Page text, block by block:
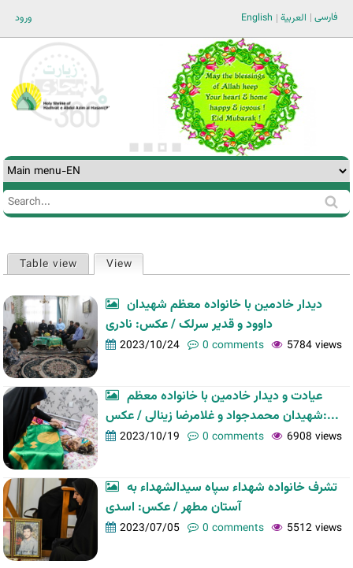
ورود فارسی العربية English
Search
Search
tabs
Table view View
دیدار خادمین با خانواده معظم شهیدان
داوود و قدیر سرلک / عکس: نادری
2023/10/24 0 comments 5784 views
عیادت و دیدار خادمین با خانواده معظم
شهیدان محمدجواد و غلامرضا زینالی / عکس:...
2023/10/19 0 comments 6908 views
تشرف خانواده شهداء سپاه سیدالشهداء به
آستان مطهر / عکس: اسدی
2023/07/05 0 comments 5512 views